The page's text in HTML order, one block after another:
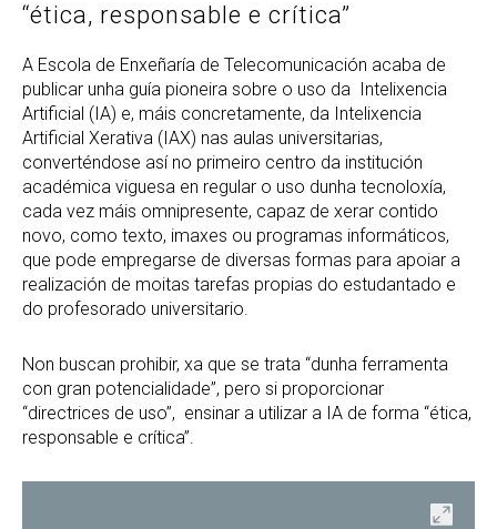
“ética, responsable e crítica”
A Escola de Enxeñaría de Telecomunicación acaba de
publicar unha guía pioneira sobre o uso da Intelixencia
Artificial (IA) e, máis concretamente, da Intelixencia
Artificial Xerativa (IAX) nas aulas universitarias,
converténdose así no primeiro centro da institución
académica viguesa en regular o uso dunha tecnoloxía,
cada vez máis omnipresente, capaz de xerar contido
novo, como texto, imaxes ou programas informáticos,
que pode empregarse de diversas formas para apoiar a
realización de moitas tarefas propias do estudantado e
do profesorado universitario.
Non buscan prohibir, xa que se trata “dunha ferramenta
con gran potencialidade”, pero si proporcionar
“directrices de uso”, ensinar a utilizar a IA de forma “ética,
responsable e crítica”.
Abrir